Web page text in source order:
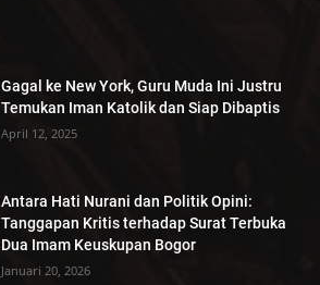
Gagal ke New York, Guru Muda Ini Justru
Temukan Iman Katolik dan Siap Dibaptis
April 12, 2025
Antara Hati Nurani dan Politik Opini:
Tanggapan Kritis terhadap Surat Terbuka
Dua Imam Keuskupan Bogor
Januari 20, 2026